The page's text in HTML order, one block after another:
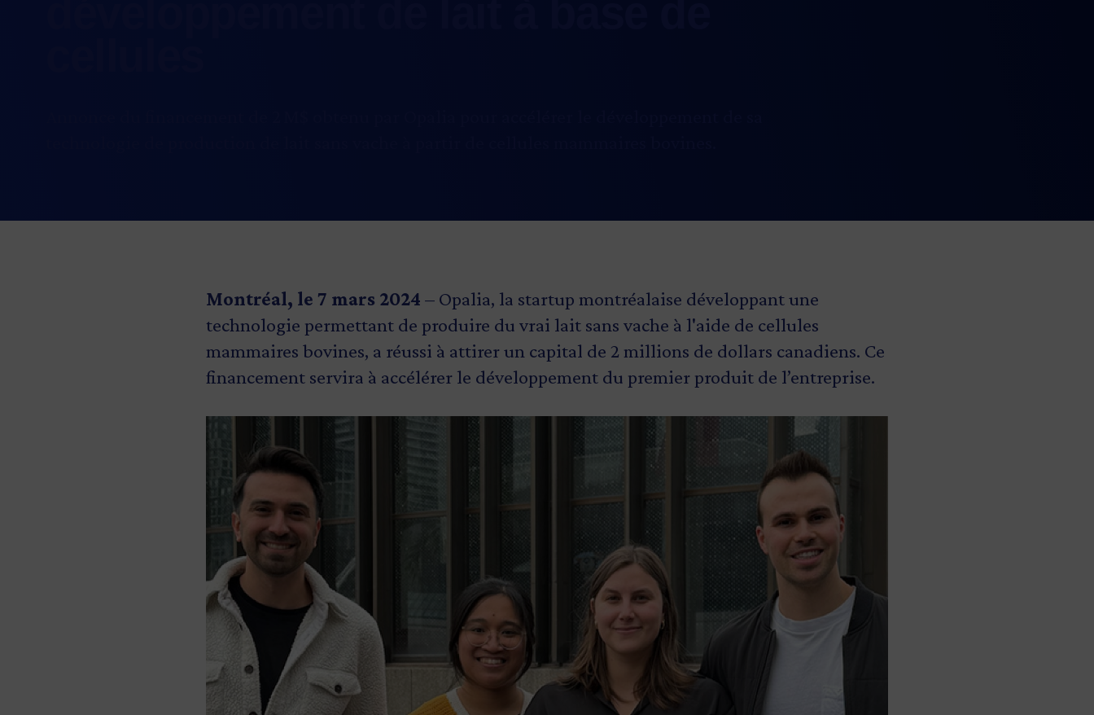
Montréal, le 7 mars 2024 – Opalia, la startup montréalaise développant une
technologie permettant de produire du vrai lait sans vache à l'aide de cellules
mammaires bovines, a réussi à attirer un capital de 2 millions de dollars canadiens. Ce
financement servira à accélérer le développement du premier produit de l’entreprise.
Image